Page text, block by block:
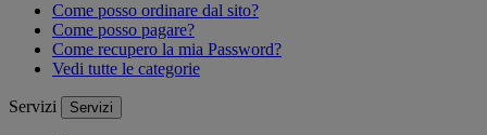
Come posso ordinare dal sito?
Come posso pagare?
Come recupero la mia Password?
Vedi tutte le categorie
Servizi Servizi